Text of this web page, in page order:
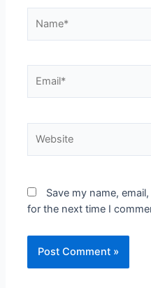
Save my name,
for the next time I